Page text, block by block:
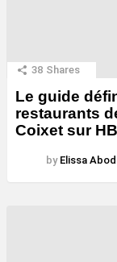
38 Shares
Le guide
restaurants
Coixet sur
by Elissa Abod